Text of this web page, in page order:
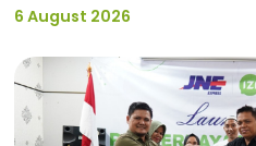
6 August 2026